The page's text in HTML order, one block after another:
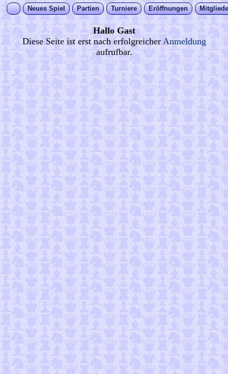
Neues Spiel Partien Turniere Eröffnungen
Hallo Gast
Diese Seite ist erst nach erfolgreicher Anmeldung
aufrufbar.